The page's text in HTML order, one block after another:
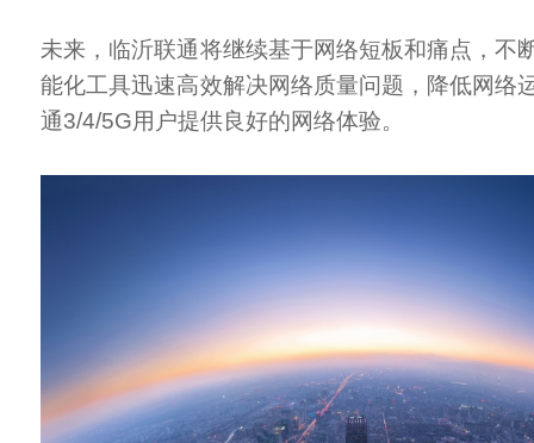
未来，临沂联通将继续基于网络短板和痛点，不
能化工具迅速高效解决网络质量问题，降低网络
通3/4/5G用户提供良好的网络体验。